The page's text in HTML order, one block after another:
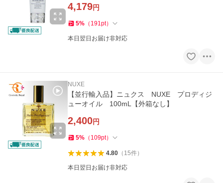
4,179円
5% （ 191pt）
本日翌日お届け非対応
NUXE
【並行輸入品】ニュクス NUXE プロディジ
ューオイル 100mL【外箱なし】
2,400円
5% （ 109pt）
4.80（ 15件）
本日翌日お届け非対応